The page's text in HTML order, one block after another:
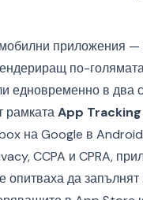
приложения —
по-
едновременно в два
рамкатаApp
на Google в
CCPA и CPRA,
опитваха да